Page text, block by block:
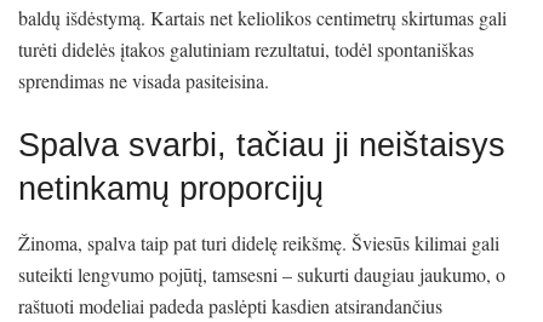
baldų išdėstymą. Kartais net keliolikos centimetrų skirtumas gali
turėti didelės įtakos galutiniam rezultatui, todėl spontaniškas
sprendimas ne visada pasiteisina.
Spalva svarbi, tačiau ji neištaisys
netinkamų proporcijų
Žinoma, spalva taip pat turi didelę reikšmę. Šviesūs kilimai gali
suteikti lengvumo pojūtį, tamsesni – sukurti daugiau jaukumo, o
raštuoti modeliai padeda paslėpti kasdien atsirandančius